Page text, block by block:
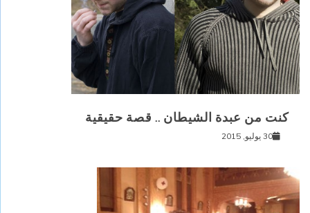
كنت من عبدة الشيطان .. قصة حقيقية
30 يوليو, 2015